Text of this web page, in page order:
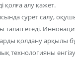
қолға алу қажет.
сурет салу,
етеді.
қолдану арқылы
технологияны